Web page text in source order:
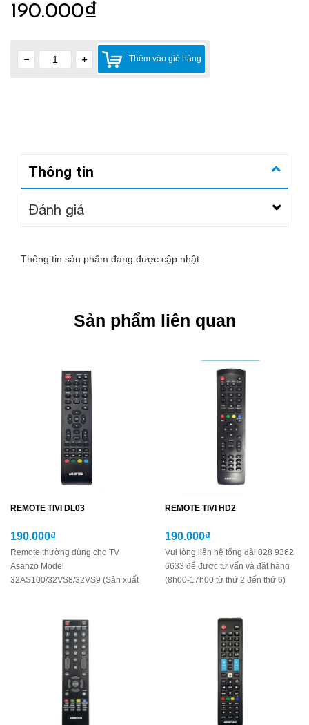
190.000₫
Thêm vào giỏ hàng
Thông tin
Đánh giá
Thông tin sản phẩm đang được cập nhật
Sản phẩm liên quan
REMOTE TIVI DL03
190.000₫
Remote thường dùng cho TV
Asanzo Model
32AS100/32VS8/32VS9 (Sản xuất
REMOTE TIVI HD2
190.000₫
Vui lòng liên hệ tổng đài 028 9362
6633 để được tư vấn và đặt hàng
(8h00-17h00 từ thứ 2 đến thứ 6)